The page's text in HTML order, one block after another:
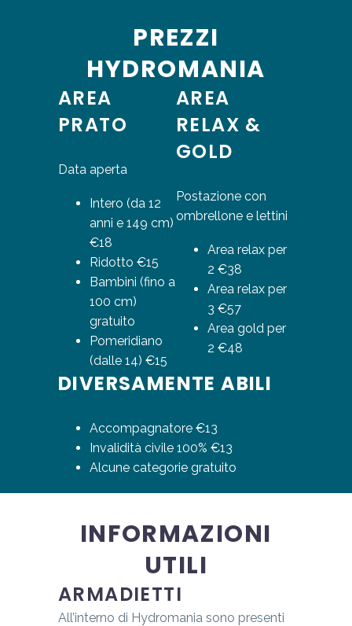
PREZZI
HYDROMANIA
AREA
PRATO
Data aperta
Intero (da 12
anni e 149 cm)
€18
Ridotto €15
Bambini (fino a
100 cm)
gratuito
Pomeridiano
(dalle 14) €15
AREA
RELAX &
GOLD
Postazione con
ombrellone e lettini
Area relax per
2 €38
Area relax per
3 €57
Area gold per
2 €48
DIVERSAMENTE ABILI
Accompagnatore €13
Invalidità civile 100% €13
Alcune categorie gratuito
INFORMAZIONI
UTILI
ARMADIETTI
All’interno di Hydromania sono presenti